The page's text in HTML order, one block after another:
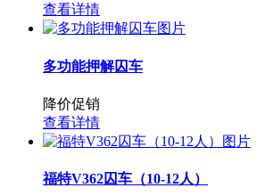
查看详情
多功能押解囚车
降价促销
查看详情
福特V362囚车（10-12人）